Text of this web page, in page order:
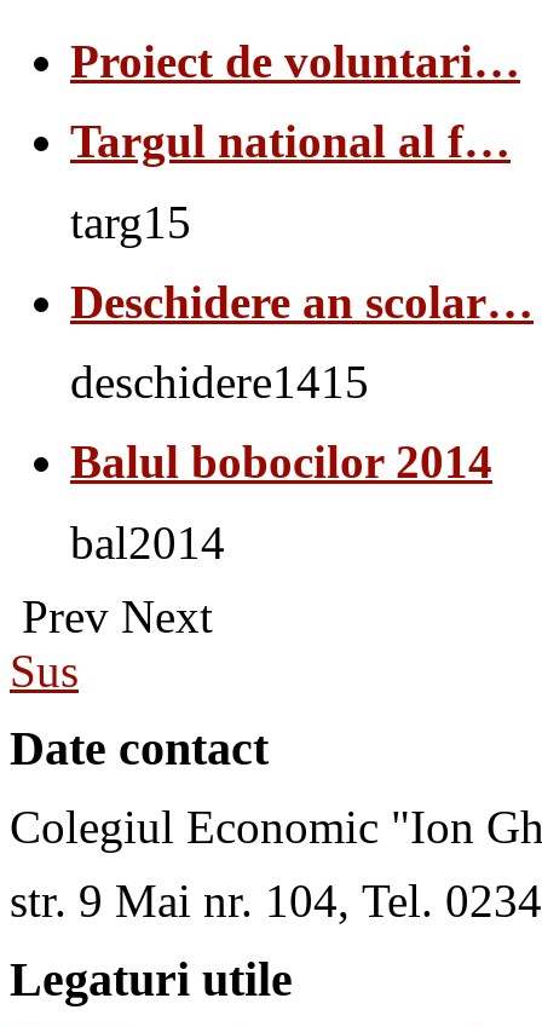
Proiect de voluntari…
Targul national al f…
targ15
Deschidere an scolar…
deschidere1415
Balul bobocilor 2014
bal2014
Prev Next
Sus
Date contact
Colegiul Economic "Ion
str. 9 Mai nr. 104, Tel.
Legaturi utile